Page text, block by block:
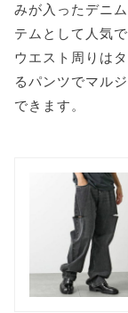
みが入ったデニ
テムとして人気
ウエスト周りは
るパンツでマル
できます。